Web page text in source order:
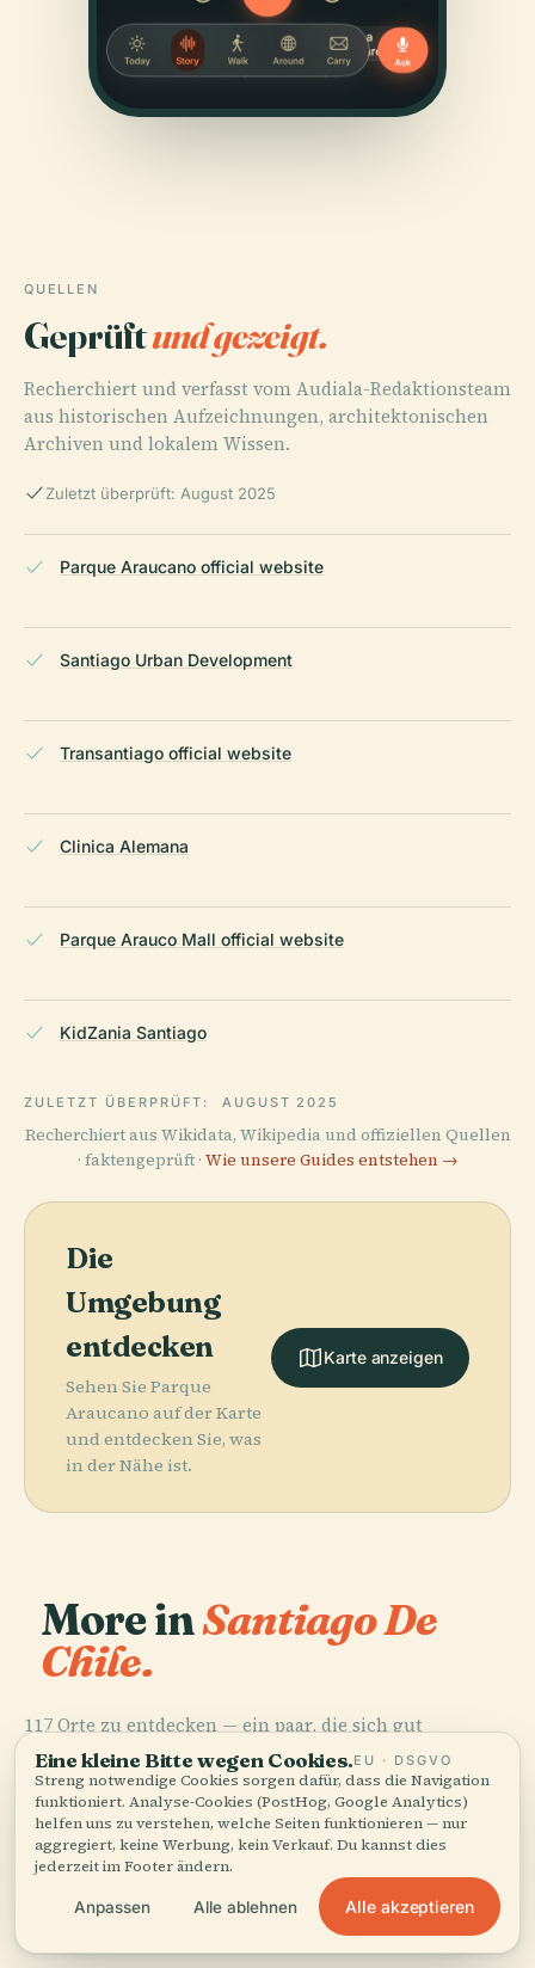
QUELLEN
Geprüftund gezeigt.
Recherchiert und verfasst vom Audiala-Redaktionsteam
aus historischen Aufzeichnungen, architektonischen
Archiven und lokalem Wissen.
Zuletzt überprüft: August 2025
Parque Araucano official website
Santiago Urban Development
Transantiago official website
Clinica Alemana
Parque Arauco Mall official website
KidZania Santiago
ZULETZT ÜBERPRÜFT: AUGUST 2025
Recherchiert aus Wikidata, Wikipedia und offiziellen Quellen
· faktengeprüft · Wie unsere Guides entstehen →
Die
Umgebung
entdecken
Sehen Sie Parque
Araucano auf der Karte
und entdecken Sie, was
in der Nähe ist.
Karte anzeigen
More inSantiago De
Chile.
117 Orte zu entdecken — ein paar, die sich gut
kombinieren lassen.
PLACE
Costanera
Center
PLACE
Fantasilandia
PLACE
Museo
Nacional De
Bellas Artes
PLACE
Parque Brasil
Alle 117 Orte in Santiago De Chile
Eine kleine Bitte wegen Cookies.EU · DSGVO
Streng notwendige Cookies sorgen dafür, dass die Navigation
funktioniert. Analyse-Cookies (PostHog, Google Analytics)
helfen uns zu verstehen, welche Seiten funktionieren — nur
aggregiert, keine Werbung, kein Verkauf. Du kannst dies
jederzeit im Footer ändern.
Anpassen Alle ablehnen Alle akzeptieren